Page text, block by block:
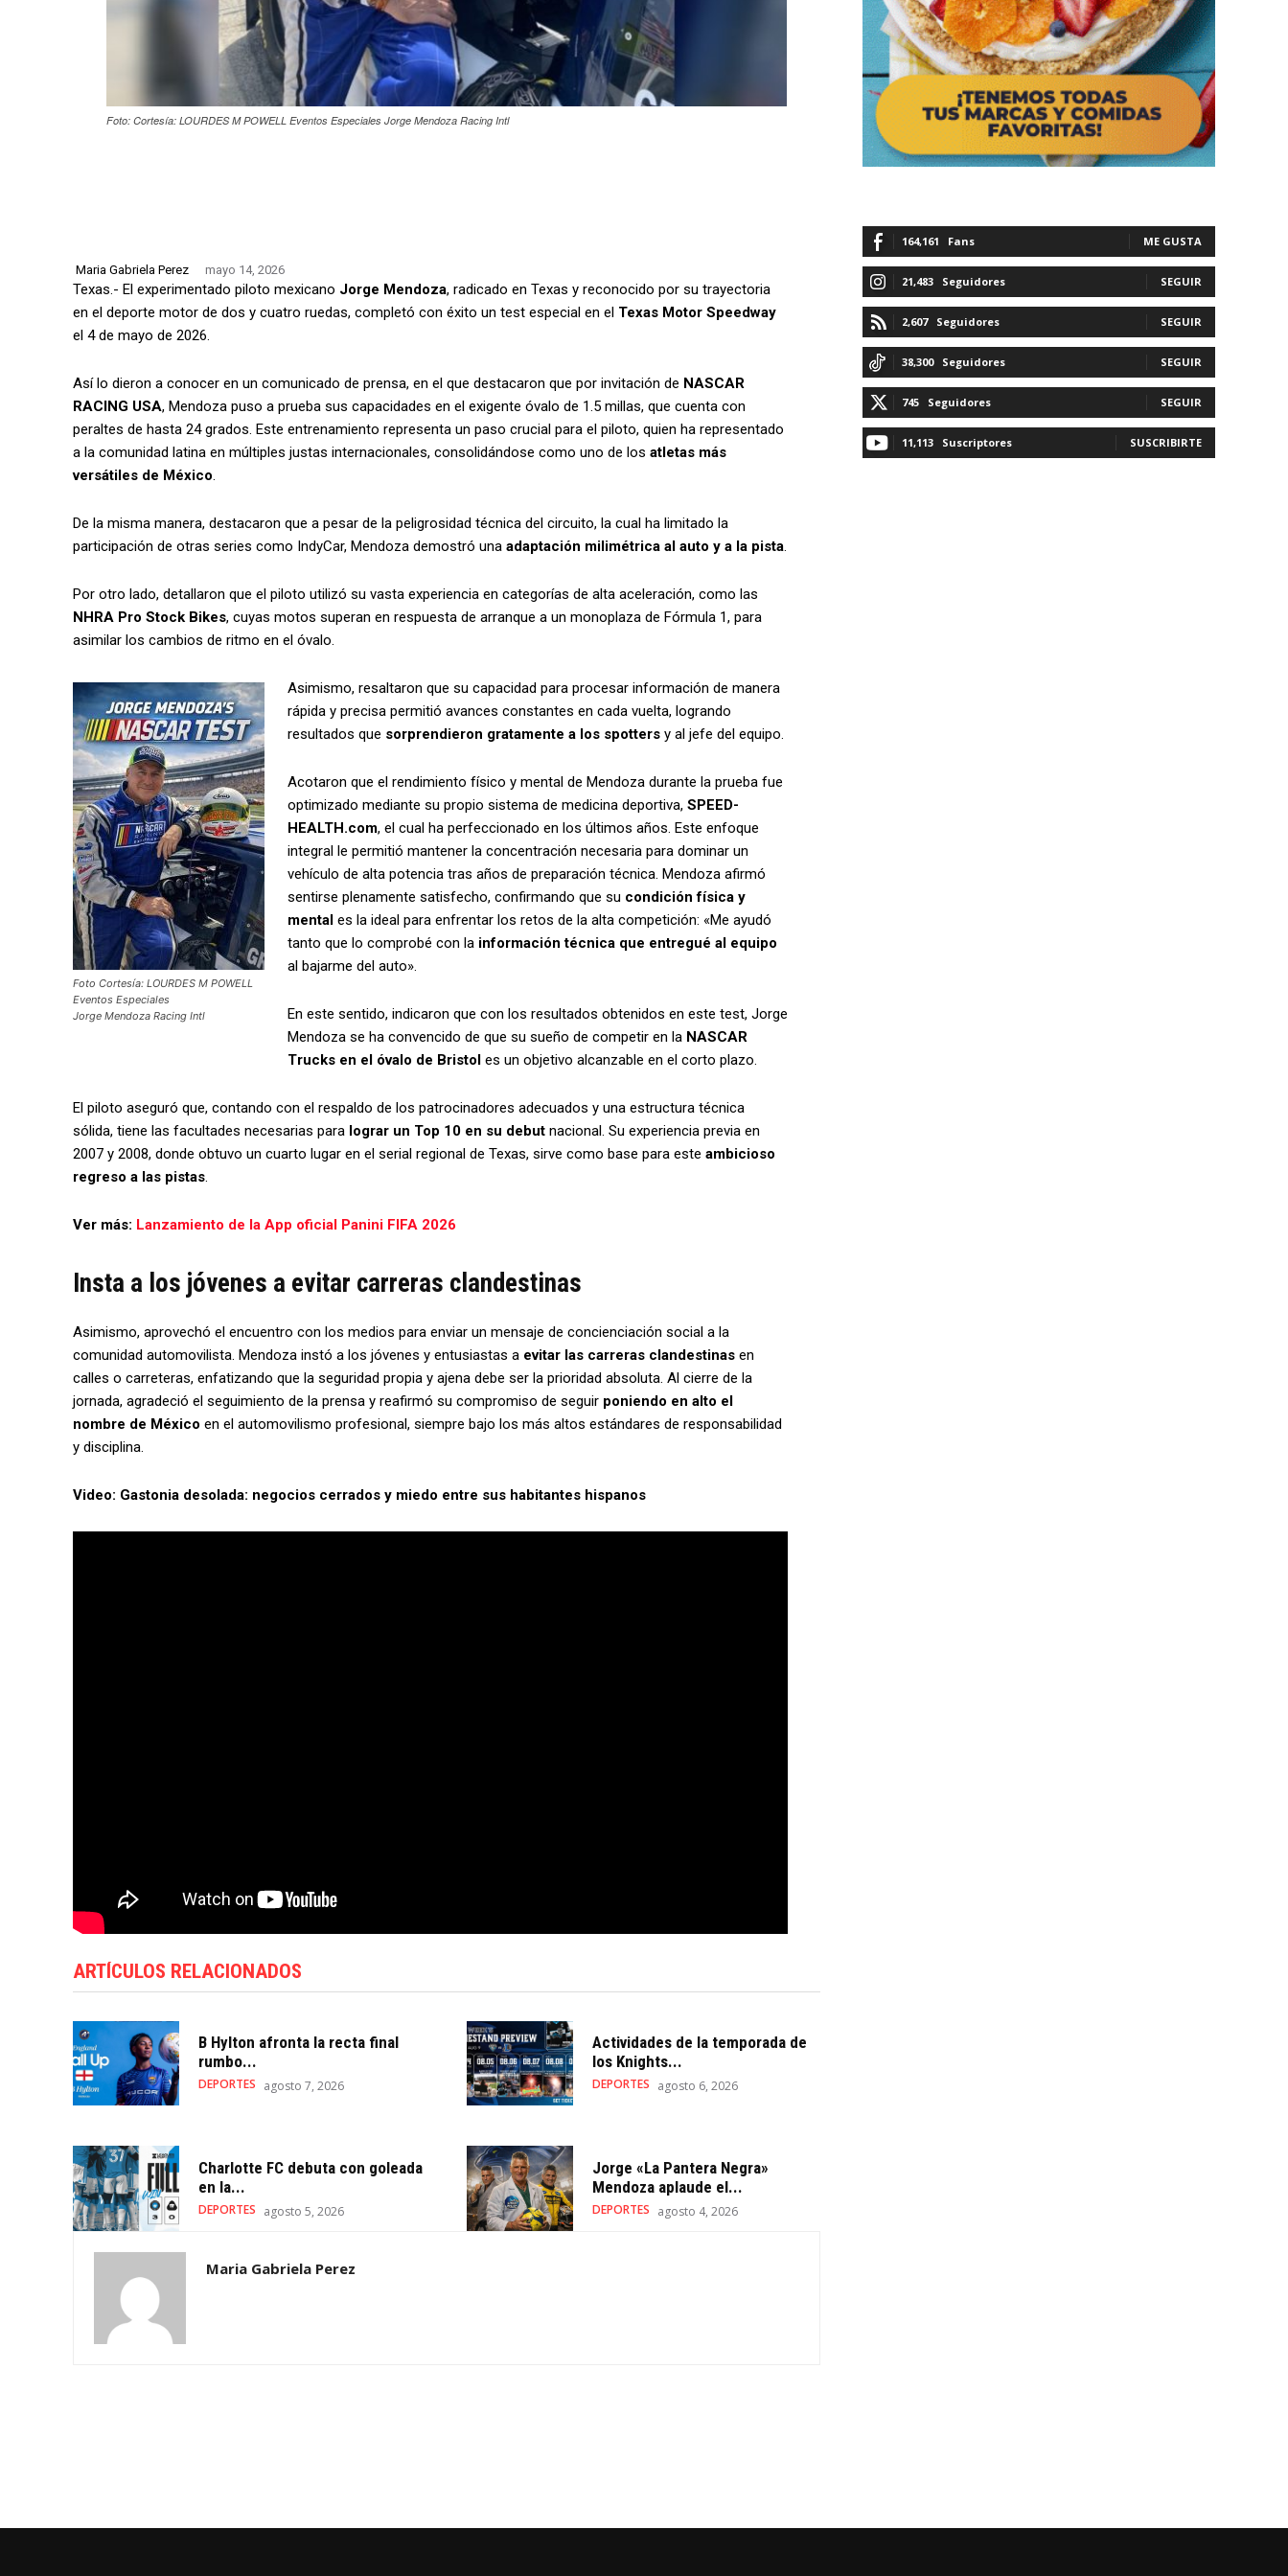
Foto: Cortesía: LOURDES M POWELL Eventos Especiales Jorge Mendoza Racing Intl
Maria Gabriela Perez mayo 14, 2026
Texas.- El experimentado piloto mexicano Jorge Mendoza, radicado en Texas y reconocido por su trayectoria
en el deporte motor de dos y cuatro ruedas, completó con éxito un test especial en el Texas Motor Speedway
el 4 de mayo de 2026.
Así lo dieron a conocer en un comunicado de prensa, en el que destacaron que por invitación de NASCAR
RACING USA, Mendoza puso a prueba sus capacidades en el exigente óvalo de 1.5 millas, que cuenta con
peraltes de hasta 24 grados. Este entrenamiento representa un paso crucial para el piloto, quien ha representado
a la comunidad latina en múltiples justas internacionales, consolidándose como uno de los atletas más
versátiles de México.
De la misma manera, destacaron que a pesar de la peligrosidad técnica del circuito, la cual ha limitado la
participación de otras series como IndyCar, Mendoza demostró una adaptación milimétrica al auto y a la pista.
Por otro lado, detallaron que el piloto utilizó su vasta experiencia en categorías de alta aceleración, como las
NHRA Pro Stock Bikes, cuyas motos superan en respuesta de arranque a un monoplaza de Fórmula 1, para
asimilar los cambios de ritmo en el óvalo.
Foto Cortesía: LOURDES M POWELL
Eventos Especiales
Jorge Mendoza Racing Intl
Asimismo, resaltaron que su capacidad para procesar información de manera
rápida y precisa permitió avances constantes en cada vuelta, logrando
resultados que sorprendieron gratamente a los spotters y al jefe del equipo.
Acotaron que el rendimiento físico y mental de Mendoza durante la prueba fue
optimizado mediante su propio sistema de medicina deportiva, SPEED-
HEALTH.com, el cual ha perfeccionado en los últimos años. Este enfoque
integral le permitió mantener la concentración necesaria para dominar un
vehículo de alta potencia tras años de preparación técnica. Mendoza afirmó
sentirse plenamente satisfecho, confirmando que su condición física y
mental es la ideal para enfrentar los retos de la alta competición: «Me ayudó
tanto que lo comprobé con la información técnica que entregué al equipo
al bajarme del auto».
En este sentido, indicaron que con los resultados obtenidos en este test, Jorge
Mendoza se ha convencido de que su sueño de competir en la NASCAR
Trucks en el óvalo de Bristol es un objetivo alcanzable en el corto plazo.
El piloto aseguró que, contando con el respaldo de los patrocinadores adecuados y una estructura técnica
sólida, tiene las facultades necesarias para lograr un Top 10 en su debut nacional. Su experiencia previa en
2007 y 2008, donde obtuvo un cuarto lugar en el serial regional de Texas, sirve como base para este ambicioso
regreso a las pistas.
Ver más: Lanzamiento de la App oficial Panini FIFA 2026
Insta a los jóvenes a evitar carreras clandestinas
Asimismo, aprovechó el encuentro con los medios para enviar un mensaje de concienciación social a la
comunidad automovilista. Mendoza instó a los jóvenes y entusiastas a evitar las carreras clandestinas en
calles o carreteras, enfatizando que la seguridad propia y ajena debe ser la prioridad absoluta. Al cierre de la
jornada, agradeció el seguimiento de la prensa y reafirmó su compromiso de seguir poniendo en alto el
nombre de México en el automovilismo profesional, siempre bajo los más altos estándares de responsabilidad
y disciplina.
Video: Gastonia desolada: negocios cerrados y miedo entre sus habitantes hispanos
ARTÍCULOS RELACIONADOS
B Hylton afronta la recta final
rumbo...
DEPORTES agosto 7, 2026
Actividades de la temporada de
los Knights...
DEPORTES agosto 6, 2026
Charlotte FC debuta con goleada
en la...
DEPORTES agosto 5, 2026
Jorge «La Pantera Negra»
Mendoza aplaude el...
DEPORTES agosto 4, 2026
Maria Gabriela Perez
164,161 Fans ME GUSTA
21,483 Seguidores SEGUIR
2,607 Seguidores SEGUIR
38,300 Seguidores SEGUIR
745 Seguidores SEGUIR
11,113 Suscriptores SUSCRIBIRTE